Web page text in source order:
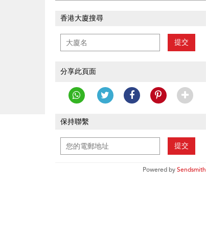
香港大廈搜尋
提交
分享此頁面
保持聯繫
提交
Powered bySendsmith